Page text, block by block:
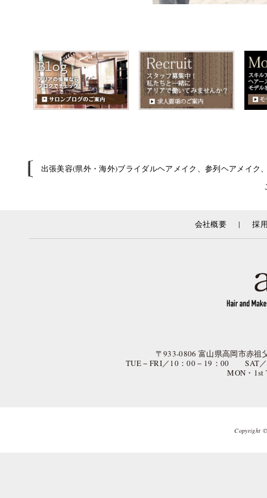
出張美容(県外・海外)ブライダルヘアメイク、参列ヘアメイ
会社概要 | 採
〒933-0806 富山県高岡市赤
TUE − FRI／10：00 − 19：00 SAT
MON・1st
Copyright